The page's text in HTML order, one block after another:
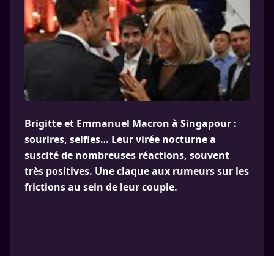
Brigitte et Emmanuel Macron à Singapour :
sourires, selfies… Leur virée nocturne a
suscité de nombreuses réactions, souvent
très positives. Une claque aux rumeurs sur les
frictions au sein de leur couple.